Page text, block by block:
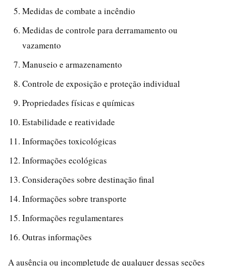
Medidas de combate a incêndio
Medidas de controle para derramamento ou
vazamento
Manuseio e armazenamento
Controle de exposição e proteção individual
Propriedades físicas e químicas
Estabilidade e reatividade
Informações toxicológicas
Informações ecológicas
Considerações sobre destinação final
Informações sobre transporte
Informações regulamentares
Outras informações
A ausência ou incompletude de qualquer dessas seções